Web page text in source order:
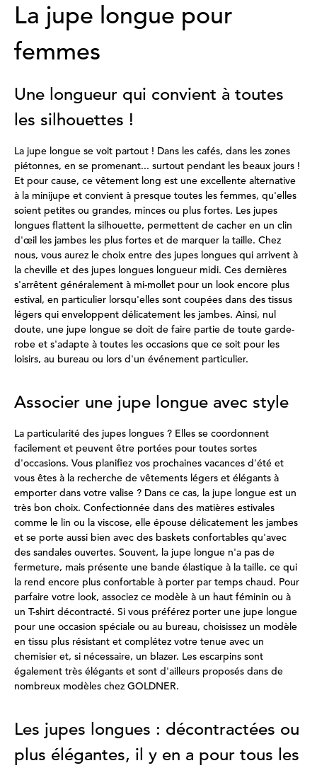
La jupe longue pour
femmes
Une longueur qui convient à toutes
les silhouettes !
La jupe longue se voit partout ! Dans les cafés, dans les zones
piétonnes, en se promenant... surtout pendant les beaux jours !
Et pour cause, ce vêtement long est une excellente alternative
à la minijupe et convient à presque toutes les femmes, qu'elles
soient petites ou grandes, minces ou plus fortes. Les jupes
longues flattent la silhouette, permettent de cacher en un clin
d'œil les jambes les plus fortes et de marquer la taille. Chez
nous, vous aurez le choix entre des jupes longues qui arrivent à
la cheville et des jupes longues longueur midi. Ces dernières
s'arrêtent généralement à mi-mollet pour un look encore plus
estival, en particulier lorsqu'elles sont coupées dans des tissus
légers qui enveloppent délicatement les jambes. Ainsi, nul
doute, une jupe longue se doit de faire partie de toute garde-
robe et s'adapte à toutes les occasions que ce soit pour les
loisirs, au bureau ou lors d'un événement particulier.
Associer une jupe longue avec style
La particularité des jupes longues ? Elles se coordonnent
facilement et peuvent être portées pour toutes sortes
d'occasions. Vous planifiez vos prochaines vacances d'été et
vous êtes à la recherche de vêtements légers et élégants à
emporter dans votre valise ? Dans ce cas, la jupe longue est un
très bon choix. Confectionnée dans des matières estivales
comme le lin ou la viscose, elle épouse délicatement les jambes
et se porte aussi bien avec des baskets confortables qu'avec
des sandales ouvertes. Souvent, la jupe longue n'a pas de
fermeture, mais présente une bande élastique à la taille, ce qui
la rend encore plus confortable à porter par temps chaud. Pour
parfaire votre look, associez ce modèle à un haut féminin ou à
un T-shirt décontracté. Si vous préférez porter une jupe longue
pour une occasion spéciale ou au bureau, choisissez un modèle
en tissu plus résistant et complétez votre tenue avec un
chemisier et, si nécessaire, un blazer. Les escarpins sont
également très élégants et sont d'ailleurs proposés dans de
nombreux modèles chez GOLDNER.
Les jupes longues : décontractées ou
plus élégantes, il y en a pour tous les